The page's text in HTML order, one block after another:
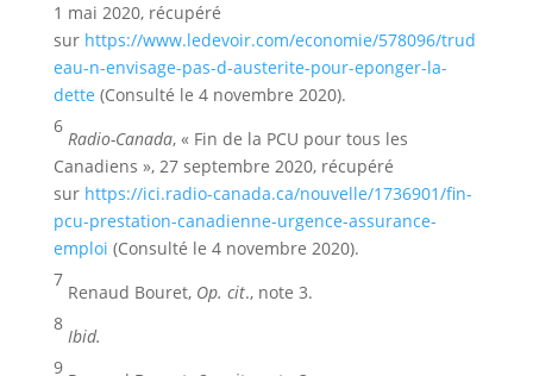
1 mai 2020, récupéré
sur https://www.ledevoir.com/economie/578096/trud
eau-n-envisage-pas-d-austerite-pour-eponger-la-
dette (Consulté le 4 novembre 2020).
6
Radio-Canada, « Fin de la PCU pour tous les
Canadiens », 27 septembre 2020, récupéré
sur https://ici.radio-canada.ca/nouvelle/1736901/fin-
pcu-prestation-canadienne-urgence-assurance-
emploi (Consulté le 4 novembre 2020).
7
Renaud Bouret, Op. cit., note 3.
8
Ibid.
9